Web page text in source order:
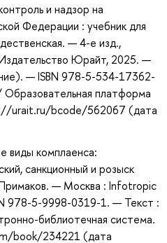
и надзор на
Федерации : учебник для
— 4-е изд.,
Юрайт, 2025. —
— ISBN 978-5-534-17362-
платформа
urait.ru/bcode/562067 (дата
виды комплаенса:
санкционный и розыск
— Москва : Infotropic
978-5-9998-0319-1. — Текст :
библиотечная система.
book/234221 (дата